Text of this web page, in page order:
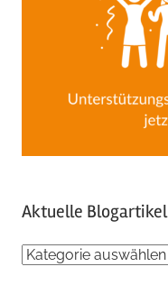
Aktuelle Blogartikel
Aktuelle